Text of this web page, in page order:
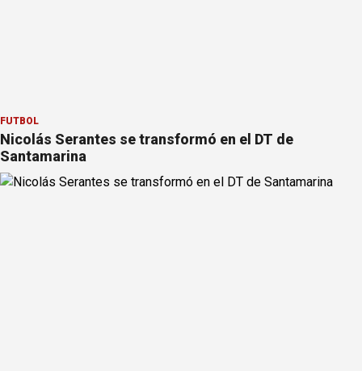
FÚTBOL
Nicolás Serantes se transformó en el DT de
Santamarina